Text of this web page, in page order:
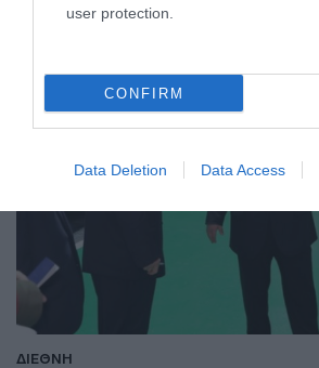
user protection.
CONFIRM
Data Deletion Data Access
ΔΙΕΘΝΗ